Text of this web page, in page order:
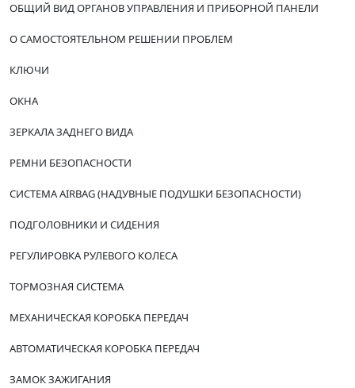
ОБЩИЙ ВИД ОРГАНОВ УПРАВЛЕНИЯ И ПРИБОРНОЙ ПАНЕЛИ
О САМОСТОЯТЕЛЬНОМ РЕШЕНИИ ПРОБЛЕМ
КЛЮЧИ
ОКНА
ЗЕРКАЛА ЗАДНЕГО ВИДА
РЕМНИ БЕЗОПАСНОСТИ
СИСТЕМА AIRBAG (НАДУВНЫЕ ПОДУШКИ БЕЗОПАСНОСТИ)
ПОДГОЛОВНИКИ И СИДЕНИЯ
РЕГУЛИРОВКА РУЛЕВОГО КОЛЕСА
ТОРМОЗНАЯ СИСТЕМА
МЕХАНИЧЕСКАЯ КОРОБКА ПЕРЕДАЧ
АВТОМАТИЧЕСКАЯ КОРОБКА ПЕРЕДАЧ
ЗАМОК ЗАЖИГАНИЯ